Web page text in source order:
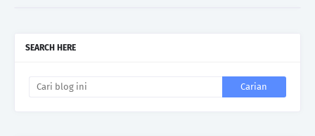
SEARCH HERE